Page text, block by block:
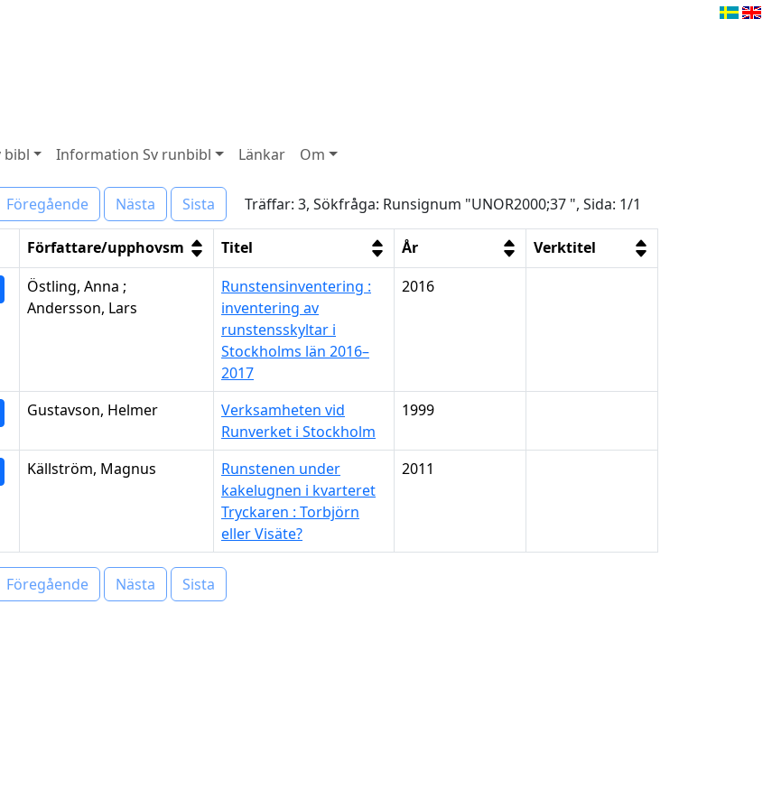
bibl Information Sv runbibl Länkar Om
Föregående Nästa Sista Träffar: 3, Sökfråga: Runsignum "UNOR2000;37 ", Sida: 1/1
Författare/upphovsm Titel År
Verktitel
Östling, Anna ;
Andersson, Lars
Runstensinventering :
inventering av
runstensskyltar i
Stockholms län 2016–
2017
2016
Gustavson, Helmer
Verksamheten vid
Runverket i Stockholm
1999
Källström, Magnus
Runstenen under
kakelugnen i kvarteret
Tryckaren : Torbjörn
eller Visäte?
2011
Föregående Nästa Sista